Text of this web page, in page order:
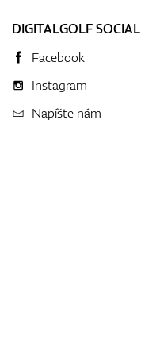
DIGITALGOLF SOCIAL
Facebook
Instagram
Napíšte nám